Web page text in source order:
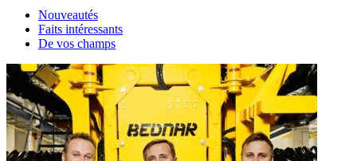
Nouveautés
Faits intéressants
De vos champs